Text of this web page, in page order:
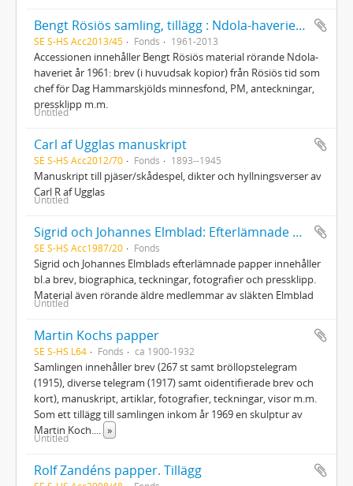
Bengt Rösiös samling, tillägg : Ndola-haveriet samt DHF (Dag Hammarskjöld Foundation)
SE S-HS Acc2013/45 Fonds 1961-2013
Accessionen innehåller Bengt Rösiös material rörande Ndola-
haveriet år 1961: brev (i huvudsak kopior) från Rösiös tid som
chef för Dag Hammarskjölds minnesfond, PM, anteckningar,
pressklipp m.m.
Untitled
Carl af Ugglas manuskript
SE S-HS Acc2012/70 Fonds 1893--1945
Manuskript till pjäser/skådespel, dikter och hyllningsverser av
Carl R af Ugglas
Untitled
Sigrid och Johannes Elmblad: Efterlämnade papper
SE S-HS Acc1987/20 Fonds
Sigrid och Johannes Elmblads efterlämnade papper innehåller
bl.a brev, biographica, teckningar, fotografier och pressklipp.
Material även rörande äldre medlemmar av släkten Elmblad
Untitled
Martin Kochs papper
SE S-HS L64 Fonds ca 1900-1932
Samlingen innehåller brev (267 st samt bröllopstelegram
(1915), diverse telegram (1917) samt oidentifierade brev och
kort), manuskript, artiklar, fotografier, teckningar, visor m.m.
Som ett tillägg till samlingen inkom år 1969 en skulptur av
Martin Koch.
»
Untitled
Rolf Zandéns papper. Tillägg